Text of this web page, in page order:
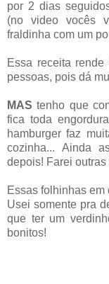
por 2 dias
(no video vocês
fraldinha com um
Essa receita
pessoas, pois dá
MAS tenho que
fica toda
hamburger faz
cozinha... Ainda
depois! Farei outras
Essas folhinhas
Usei somente pra
que ter um
bonitos!